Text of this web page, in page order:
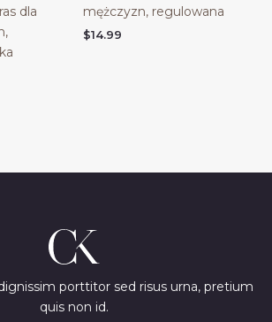
dla
mężczyzn, regulowana
$14.99
porttitor sed risus urna, pretium
quis non id.